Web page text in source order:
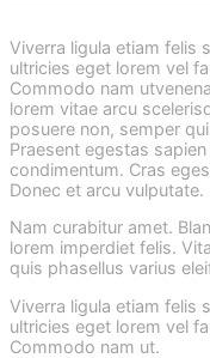
Viverra ligula etiam felis
ultricies eget lorem vel
Commodo nam
lorem vitae arcu
posuere non, semper
Praesent egestas
condimentum. Cras
Donec et arcu vulputate.
Nam curabitur amet.
lorem imperdiet felis.
quis phasellus varius
Viverra ligula etiam felis
ultricies eget lorem vel
Commodo nam ut.